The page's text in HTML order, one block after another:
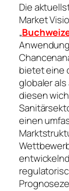
Die
Market
„
bietet eine
globaler
diesen
einen